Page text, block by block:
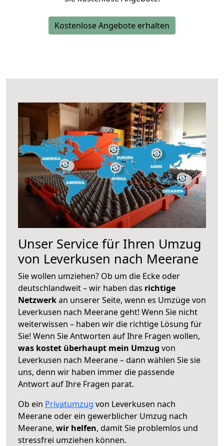
Kostenlose Angebote erhalten
Unser Service für Ihren Umzug
von Leverkusen nach Meerane
Sie wollen umziehen? Ob um die Ecke oder
deutschlandweit – wir haben das richtige
Netzwerkan unserer Seite, wenn es Umzüge von
Leverkusen nach Meerane geht! Wenn Sie nicht
weiterwissen – haben wir die richtige Lösung für
Sie! Wenn Sie Antworten auf Ihre Fragen wollen,
was kostet überhaupt mein Umzug von
Leverkusen nach Meerane – dann wählen Sie sie
uns, denn wir haben immer die passende
Antwort auf Ihre Fragen parat.
Ob ein Privatumzug von Leverkusen nach
Meerane oder ein gewerblicher Umzug nach
Meerane, wir helfen, damit Sie problemlos und
stressfrei umziehen können.